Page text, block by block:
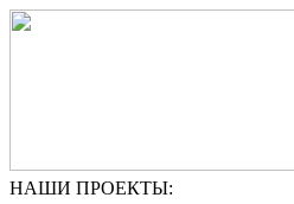
НАШИ ПРОЕКТЫ: